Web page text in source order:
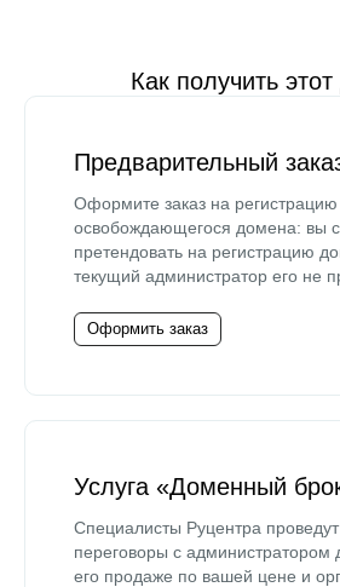
Как получить
Предварительный
Оформите заказ на регистрацию
освобождающегося домена: вы
претендовать на регистрацию
текущий администратор его не
Оформить заказ
Услуга «Доменный
Специалисты Руцентра проведут
переговоры с администратором
его продаже по вашей цене и